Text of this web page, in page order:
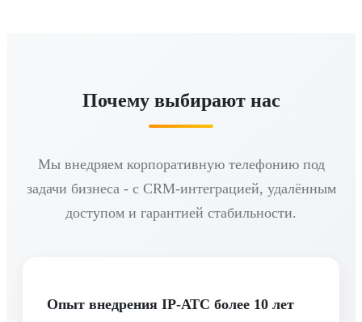
Почему выбирают нас
Мы внедряем корпоративную телефонию под
задачи бизнеса - с CRM-интеграцией, удалённым
доступом и гарантией стабильности.
Опыт внедрения IP-АТС более 10 лет